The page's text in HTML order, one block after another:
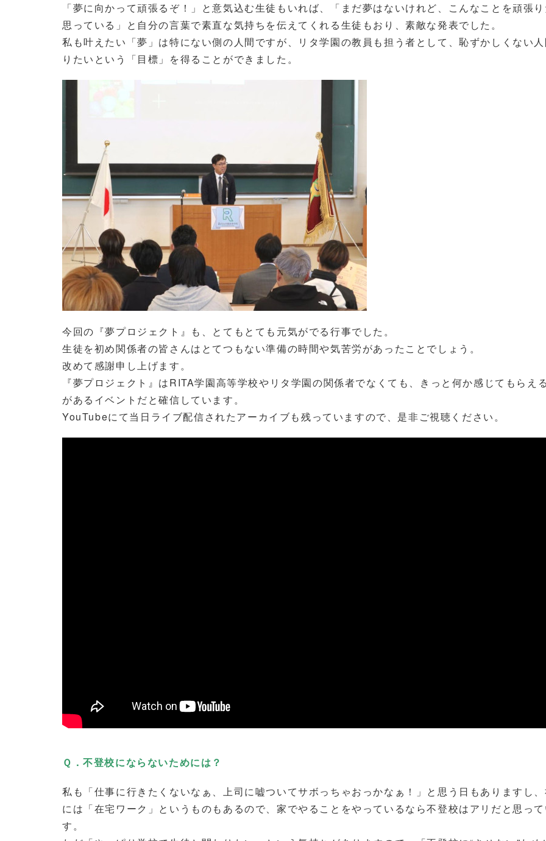
「夢に向かって頑張るぞ！」と意気込む生徒もいれば、「まだ夢はないけれど、こんなことを頑張
思っている」と自分の言葉で素直な気持ちを伝えてくれる生徒もおり、素敵な発表でした。
私も叶えたい「夢」は特にない側の人間ですが、リタ学園の教員も担う者として、恥ずかしくない
りたいという「目標」を得ることができました。
今回の『夢プロジェクト』も、とてもとても元気がでる行事でした。
生徒を初め関係者の皆さんはとてつもない準備の時間や気苦労があったことでしょう。
改めて感謝申し上げます。
『夢プロジェクト』はRITA学園高等学校やリタ学園の関係者でなくても、きっと何か感じてもらえ
があるイベントだと確信しています。
YouTubeにて当日ライブ配信されたアーカイブも残っていますので、是非ご視聴ください。
Ｑ．不登校にならないためには？
私も「仕事に行きたくないなぁ、上司に嘘ついてサボっちゃおっかなぁ！」と思う日もありますし
には「在宅ワーク」というものもあるので、家でやることをやっているなら不登校はアリだと思っ
す。